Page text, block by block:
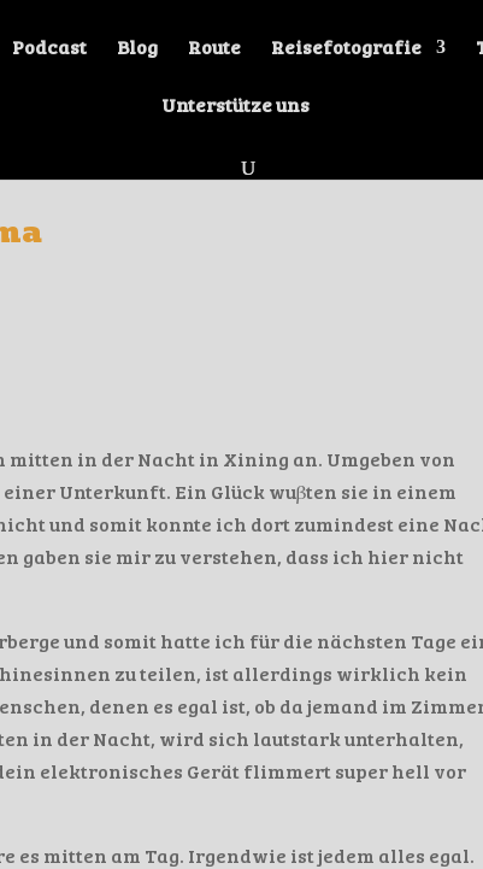
Podcast Blog Route Reisefotografie
Unterstütze uns
mitten in der Nacht in Xining an. Umgeben von
Unterkunft. Ein Glück wuβten sie in einem
und somit konnte ich dort zumindest eine
gaben sie mir zu verstehen, dass ich hier nicht
und somit hatte ich für die nächsten Tage
zu teilen, ist allerdings wirklich kein
denen es egal ist, ob da jemand im
in der Nacht, wird sich lautstark unterhalten,
elektronisches Gerät flimmert super hell vor
es mitten am Tag. Irgendwie ist jedem alles egal.